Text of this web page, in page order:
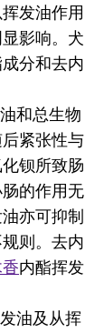
发油作用
影响。犬
分和去内
和总生物
紧张性与
钡所致肠
的作用无
亦可抑制
则。去内
内酯挥发
油及从挥